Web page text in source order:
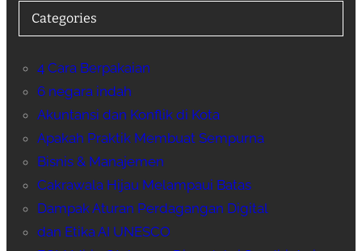
Categories
4 Cara Berpakaian
6 negara indah
Akuntansi dan Konflik di Kota
Apakah Praktik Membuat Sempurna
Bisnis & Manajemen
Cakrawala Hijau Melampaui Batas
Dampak Aturan Perdagangan Digital
dan Etika AI UNESCO